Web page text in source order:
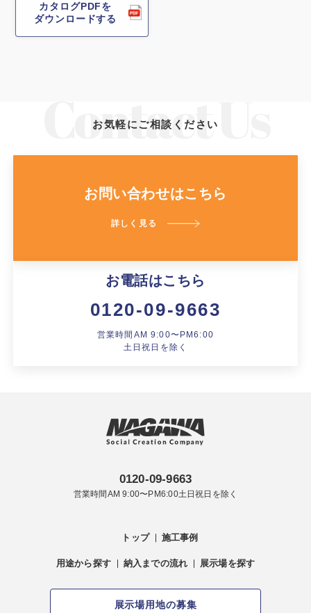
カタログPDFを
ダウンロードする
お気軽にご相談ください
お問い合わせはこちら
詳しく見る
お電話はこちら
0120-09-9663
営業時間AM 9:00〜PM6:00
土日祝日を除く
0120-09-9663
営業時間AM 9:00〜PM6:00土日祝日を除く
トップ 施工事例
用途から探す 納入までの流れ 展示場を探す
展示場用地の募集